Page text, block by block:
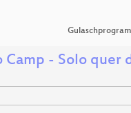
- Solo quer